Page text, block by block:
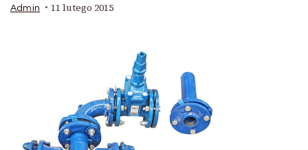
Admin 11 lutego 2015